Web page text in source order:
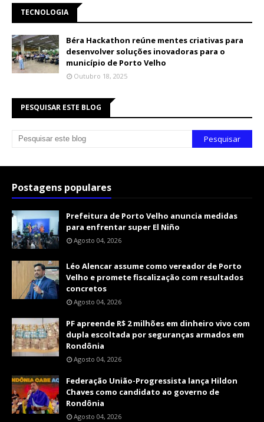
TECNOLOGIA
Béra Hackathon reúne mentes criativas para
desenvolver soluções inovadoras para o
município de Porto Velho
Outubro 18, 2025
PESQUISAR ESTE BLOG
Postagens populares
Prefeitura de Porto Velho anuncia medidas
para enfrentar super El Niño
Agosto 04, 2026
Léo Alencar assume como vereador de Porto
Velho e promete fiscalização com resultados
concretos
Agosto 04, 2026
PF apreende R$ 2 milhões em dinheiro vivo com
dupla escoltada por seguranças armados em
Rondônia
Agosto 04, 2026
Federação União-Progressista lança Hildon
Chaves como candidato ao governo de
Rondônia
Agosto 04, 2026